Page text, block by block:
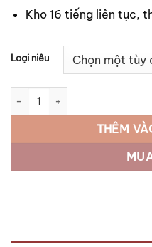
Kho 16 tiếng liên tục,
Loại niêu
Cá kho Tiến Vua số lượng
THÊM